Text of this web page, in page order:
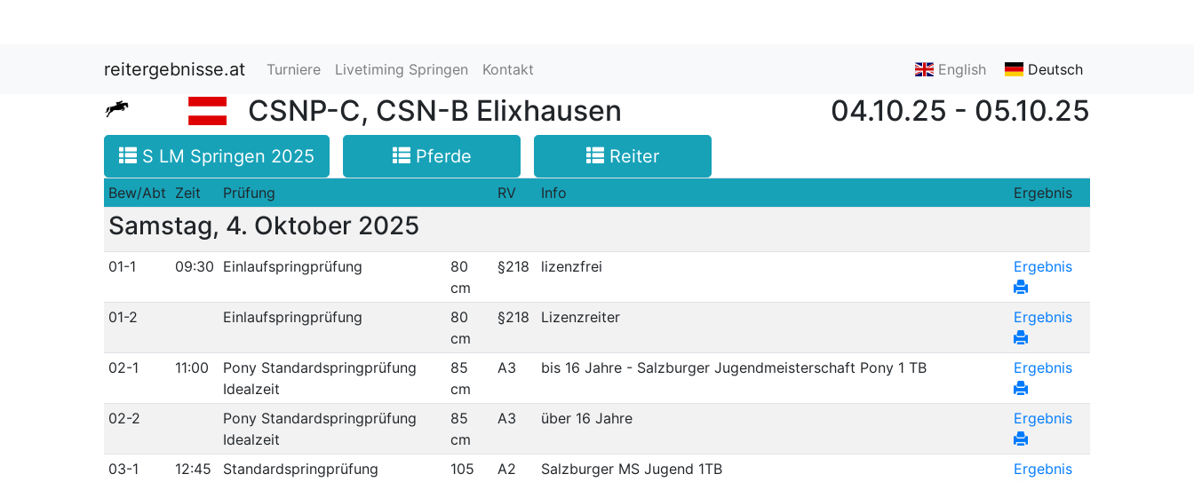
reitergebnisse.at Turniere Livetiming Springen Kontakt English Deutsch
CSNP-C, CSN-B Elixhausen 04.10.25 - 05.10.25
S LM Springen 2025 Pferde Reiter
Bew/Abt Zeit Prüfung RV Info Ergebnis
Samstag, 4. Oktober 2025
01-1 09:30 Einlaufspringprüfung
80
cm
§218 lizenzfrei Ergebnis
01-2 Einlaufspringprüfung
80
cm
§218 Lizenzreiter Ergebnis
02-1 11:00
Pony Standardspringprüfung
Idealzeit
85
cm
A3 bis 16 Jahre - Salzburger Jugendmeisterschaft Pony 1 TB Ergebnis
02-2
Pony Standardspringprüfung
Idealzeit
85
cm
A3 über 16 Jahre Ergebnis
03-1 12:45 Standardspringprüfung
105
A2 Salzburger MS Jugend 1TB Ergebnis